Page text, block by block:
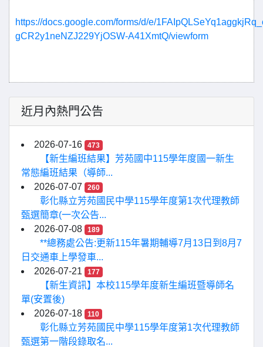
https://docs.google.com/forms/d/e/
gCR2y1neNZJ229YjOSW-A41XmtQ/viewform
近月內熱門公告
2026-07-16 473
【新生編班結果】芳苑國中115學年度國一新生
常態編班結果（導師...
2026-07-07
260
彰化縣立芳苑國民中學115學年度第1次代理教師
甄選簡章(一次公告...
2026-07-08
189
**總務處公告:更新115年暑期輔導7月13日到8月7
日交通車上學發車...
2026-07-21
177
【新生資訊】本校115學年度新生編班暨導師名
單(安置後)
2026-07-18
110
彰化縣立芳苑國民中學115學年度第1次代理教師
甄選第一階段錄取名...